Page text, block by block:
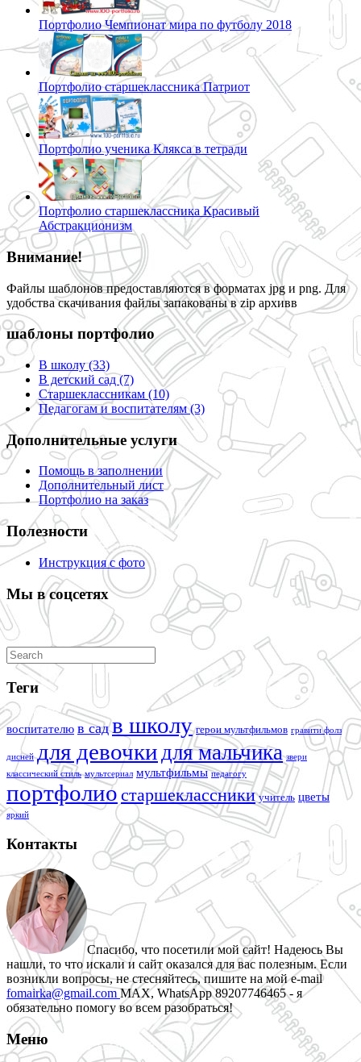
Портфолио Чемпионат мира по футболу 2018
Портфолио старшеклассника Патриот
Портфолио ученика Клякса в тетради
Портфолио старшеклассника Красивый
Абстракционизм
Внимание!
Файлы шаблонов предоставляются в форматах jpg и png. Для
удобства скачивания файлы запакованы в zip архивв
шаблоны портфолио
В школу (33)
В детский сад (7)
Старшеклассникам (10)
Педагогам и воспитателям (3)
Дополнительные услуги
Помощь в заполнении
Дополнительный лист
Портфолио на заказ
Полезности
Инструкция с фото
Мы в соцсетях
Search
for:
Теги
воспитателю в сад в школу герои мультфильмов гравити фолз
дисней для девочки для мальчика звери
классический стиль мультсериал мультфильмы педагогу
портфолио старшеклассники учитель цветы
яркий
Контакты
Спасибо, что посетили мой сайт! Надеюсь Вы
нашли, то что искали и сайт оказался для вас полезным. Если
возникли вопросы, не стесняйтесь, пишите на мой e-mail
fomairka@gmail.comMAX, WhatsApp 89207746465 - я
обязательно помогу во всем разобраться!
Меню